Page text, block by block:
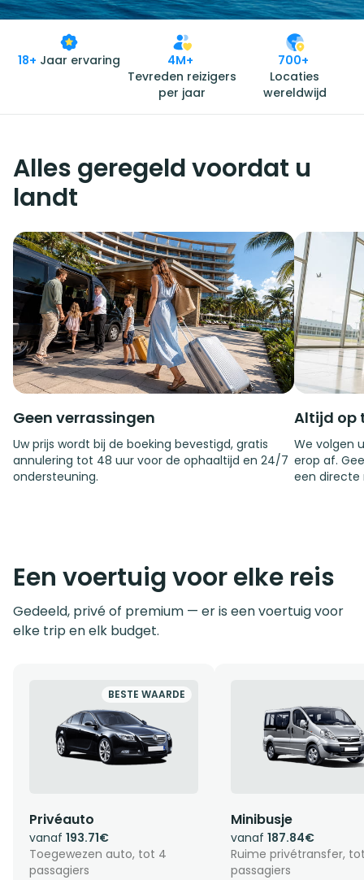
18+ Jaar ervaring
4M+
Tevreden reizigers
per jaar
700+
Locaties
wereldwijd
Alles geregeld voordat u
landt
Geen verrassingen
Uw prijs wordt bij de boeking bevestigd, gratis
annulering tot 48 uur voor de ophaaltijd en 24/7
ondersteuning.
Altijd op
We volgen
erop af.
een directe
Een voertuig voor elke reis
Gedeeld, privé of premium — er is een voertuig voor
elke trip en elk budget.
BESTE WAARDE
Privéauto
vanaf 193.71€
Toegewezen auto, tot 4
passagiers
Minibusje
vanaf 187.84€
Ruime privétransfer,
passagiers